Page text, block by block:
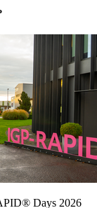
Days 2026